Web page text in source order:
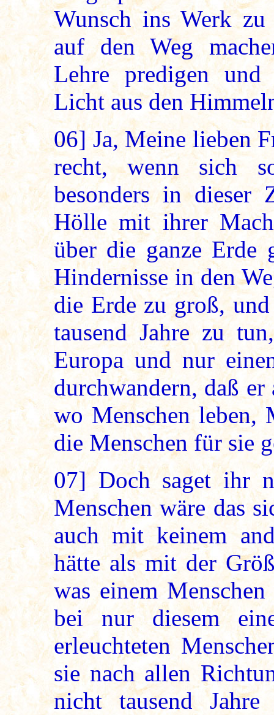
Wunsch ins Werk zu
auf den Weg
Lehre predigen
Licht aus den
06]Ja, Meine lieben
recht, wenn sich
besonders in
Hölle mit ihrer
über die ganze Erde
Hindernisse in den
die Erde zu groß,
tausend Jahre zu
Europa und nur
durchwandern, daß
wo Menschen leben,
die Menschen für sie
07]Doch saget ihr
Menschen wäre das
auch mit keinem
hätte als mit der
was einem
bei nur diesem
erleuchteten
sie nach allen
nicht tausend